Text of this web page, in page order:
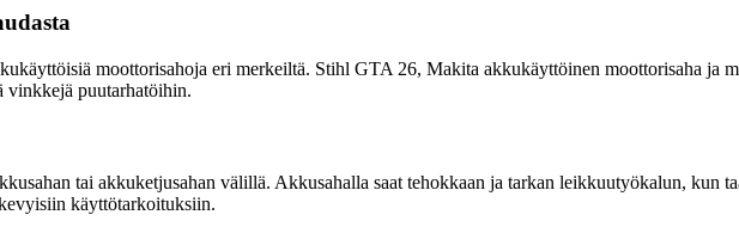
moottorisahoja eri merkeiltä. Stihl GTA 26, Makita akkukäyttöinen moottorisaha ja
vinkkejä puutarhatöihin.
tai akkuketjusahan välillä. Akkusahalla saat tehokkaan ja tarkan leikkuutyökalun, kun
käyttötarkoituksiin.